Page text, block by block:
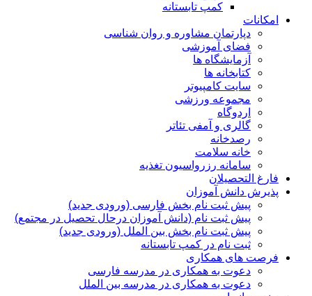
کمپ تابستانه
امکانات
دپارتمان مشاوره و روان شناسی
فضای آموزشی
آزمایشگاه ها
کتابخانه ها
سایت کامپیوتر
مجموعه ورزشی
اردوگاه
گالری و آمفی تئاتر
رصدخانه
خانه سلامت
سامانه رزرواسیون تغذیه
فارغ التحصیلان
پذیرش دانش آموزان
پیش ثبت نام بخش فارسی (ورودی جدید)
پیش ثبت نام (دانش آموزان درحال تحصیل در مجتمع)
پیش ثبت نام بخش بین الملل (ورودی جدید)
ثبت نام در کمپ تابستانه
فرصت های همکاری
دعوت به همکاری در مدرسه فارسی
دعوت به همکاری در مدرسه بین الملل